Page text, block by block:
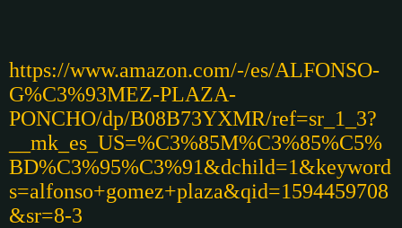
https://www.amazon.com/-/es/ALFONSO-
G%C3%93MEZ-PLAZA-
PONCHO/dp/B08B73YXMR/ref=sr_1_3?
__mk_es_US=%C3%85M%C3%85%C5%
BD%C3%95%C3%91&dchild=1&keyword
s=alfonso+gomez+plaza&qid=1594459708
&sr=8-3